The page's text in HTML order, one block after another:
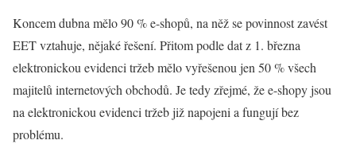
Koncem dubna mělo 90 % e-shopů, na něž se povinnost zavést
EET vztahuje, nějaké řešení. Přitom podle dat z 1. března
elektronickou evidenci tržeb mělo vyřešenou jen 50 % všech
majitelů internetových obchodů. Je tedy zřejmé, že e-shopy jsou
na elektronickou evidenci tržeb již napojeni a fungují bez
problému.